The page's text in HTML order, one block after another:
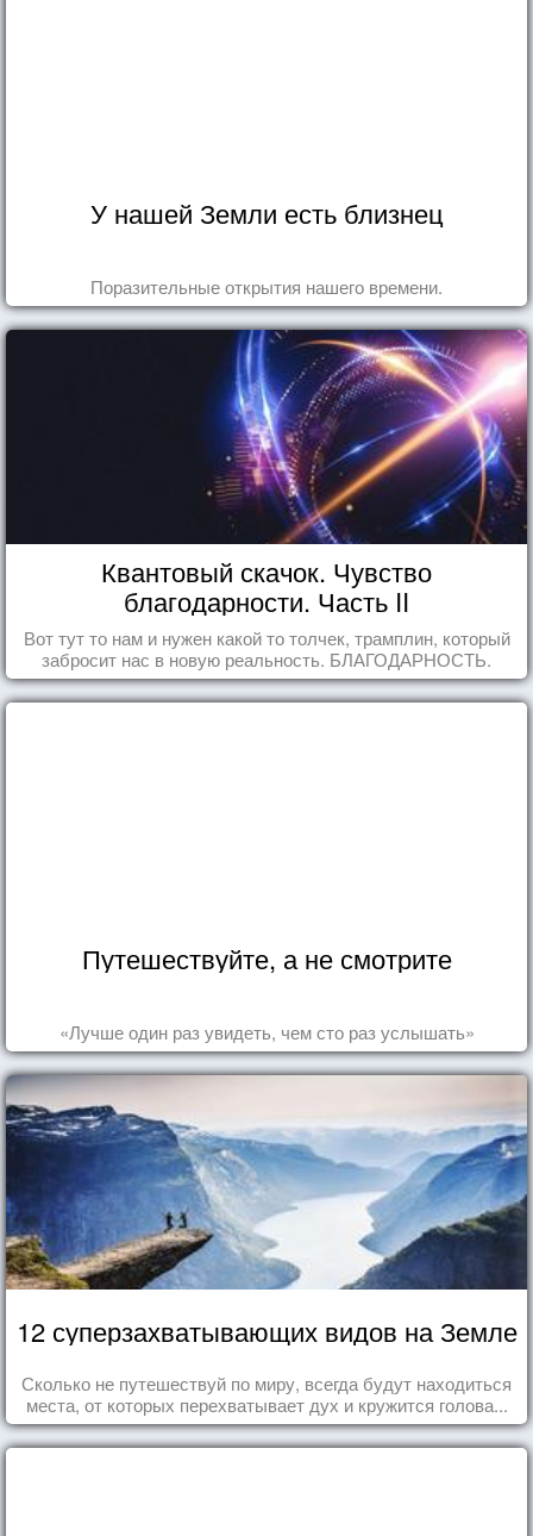
У нашей Земли есть близнец
Поразительные открытия нашего времени.
Квантовый скачок. Чувство
благодарности. Часть II
Вот тут то нам и нужен какой то толчек, трамплин, который
забросит нас в новую реальность. БЛАГОДАРНОСТЬ.
Путешествуйте, а не смотрите
«Лучше один раз увидеть, чем сто раз услышать»
12 суперзахватывающих видов на Земле
Сколько не путешествуй по миру, всегда будут находиться
места, от которых перехватывает дух и кружится голова...